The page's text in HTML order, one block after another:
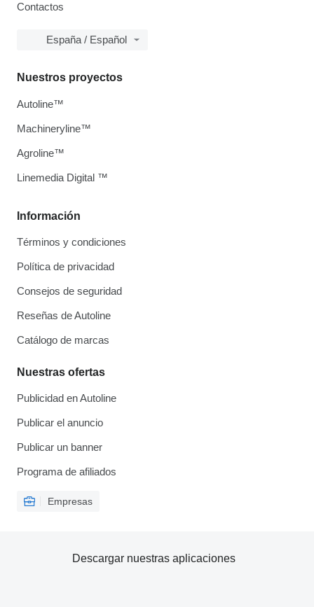
Contactos
España / Español
Información
Términos y condiciones
Política de privacidad
Consejos de seguridad
Reseñas de Autoline
Catálogo de marcas
Nuestras ofertas
Publicidad en Autoline
Publicar el anuncio
Publicar un banner
Programa de afiliados
Empresas
Nuestros proyectos
Autoline™
Machineryline™
Agroline™
Linemedia Digital ™
Descargar nuestras aplicaciones